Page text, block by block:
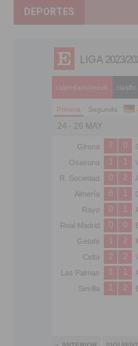
DEPORTES